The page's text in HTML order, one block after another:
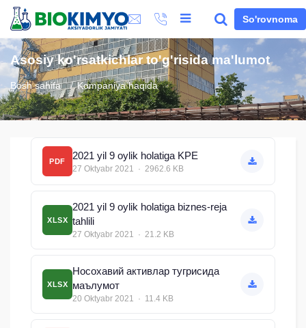
So'rovnoma
Asosiy ko'rsatkichlar to'g'risida ma'lumot
Bosh sahifa Kompaniya haqida
PDF
2021 yil 9 oylik holatiga KPE
27 Oktyabr 2021 · 2962.6 KB
XLSX
2021 yil 9 oylik holatiga biznes-reja
tahlili
27 Oktyabr 2021 · 21.2 KB
XLSX
Носохавий активлар тугрисида
маълумот
20 Oktyabr 2021 · 11.4 KB